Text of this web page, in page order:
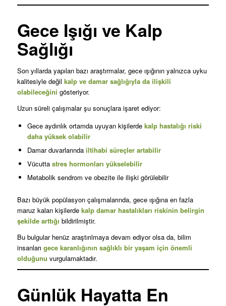
Gece Işığı ve Kalp
Sağlığı
Son yıllarda yapılan bazı araştırmalar, gece ışığının yalnızca uyku
kalitesiyle değil kalp ve damar sağlığıyla da ilişkili
olabileceğini gösteriyor.
Uzun süreli çalışmalar şu sonuçlara işaret ediyor:
Gece aydınlık ortamda uyuyan kişilerde kalp hastalığı riski
daha yüksek olabilir
Damar duvarlarında iltihabi süreçler artabilir
Vücutta stres hormonları yükselebilir
Metabolik sendrom ve obezite ile ilişki görülebilir
Bazı büyük popülasyon çalışmalarında, gece ışığına en fazla
maruz kalan kişilerde kalp damar hastalıkları riskinin belirgin
şekilde arttığı bildirilmiştir.
Bu bulgular henüz araştırılmaya devam ediyor olsa da, bilim
insanları gece karanlığının sağlıklı bir yaşam için önemli
olduğunu vurgulamaktadır.
Günlük Hayatta En